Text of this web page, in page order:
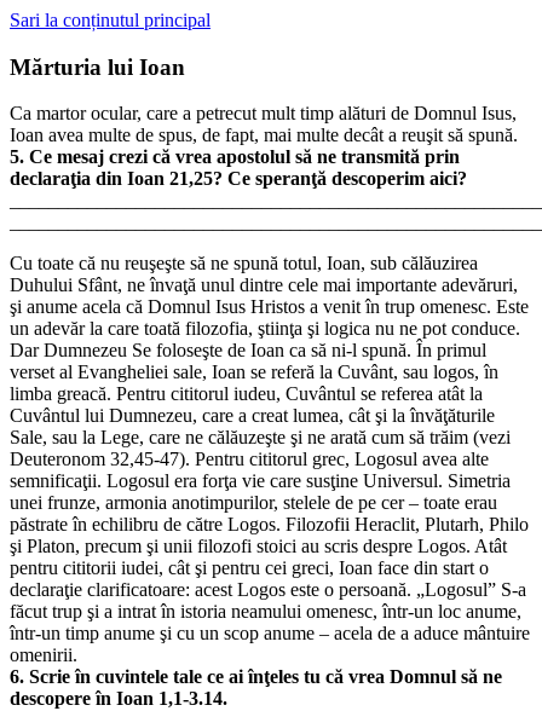
Sari la conținutul principal
Mărturia lui Ioan
Ca martor ocular, care a petrecut mult timp alături de Domnul Isus,
Ioan avea multe de spus, de fapt, mai multe decât a reuşit să spună.
5. Ce mesaj crezi că vrea apostolul să ne transmită prin
declaraţia din Ioan 21,25? Ce speranţă descoperim aici?
Cu toate că nu reuşeşte să ne spună totul, Ioan, sub călăuzirea
Duhului Sfânt, ne învaţă unul dintre cele mai importante adevăruri,
şi anume acela că Domnul Isus Hristos a venit în trup omenesc. Este
un adevăr la care toată filozofia, ştiinţa şi logica nu ne pot conduce.
Dar Dumnezeu Se foloseşte de Ioan ca să ni-l spună. În primul
verset al Evangheliei sale, Ioan se referă la Cuvânt, sau logos, în
limba greacă. Pentru cititorul iudeu, Cuvântul se referea atât la
Cuvântul lui Dumnezeu, care a creat lumea, cât şi la învăţăturile
Sale, sau la Lege, care ne călăuzeşte şi ne arată cum să trăim (vezi
Deuteronom 32,45-47). Pentru cititorul grec, Logosul avea alte
semnificaţii. Logosul era forţa vie care susţine Universul. Simetria
unei frunze, armonia anotimpurilor, stelele de pe cer – toate erau
păstrate în echilibru de către Logos. Filozofii Heraclit, Plutarh, Philo
şi Platon, precum şi unii filozofi stoici au scris despre Logos. Atât
pentru cititorii iudei, cât şi pentru cei greci, Ioan face din start o
declaraţie clarificatoare: acest Logos este o persoană. „Logosul” S-a
făcut trup şi a intrat în istoria neamului omenesc, într-un loc anume,
într-un timp anume şi cu un scop anume – acela de a aduce mântuire
omenirii.
6. Scrie în cuvintele tale ce ai înţeles tu că vrea Domnul să ne
descopere în Ioan 1,1-3.14.